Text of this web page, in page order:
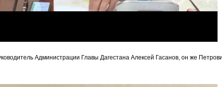
Администрации Главы Дагестана Алексей Гасанов, он же